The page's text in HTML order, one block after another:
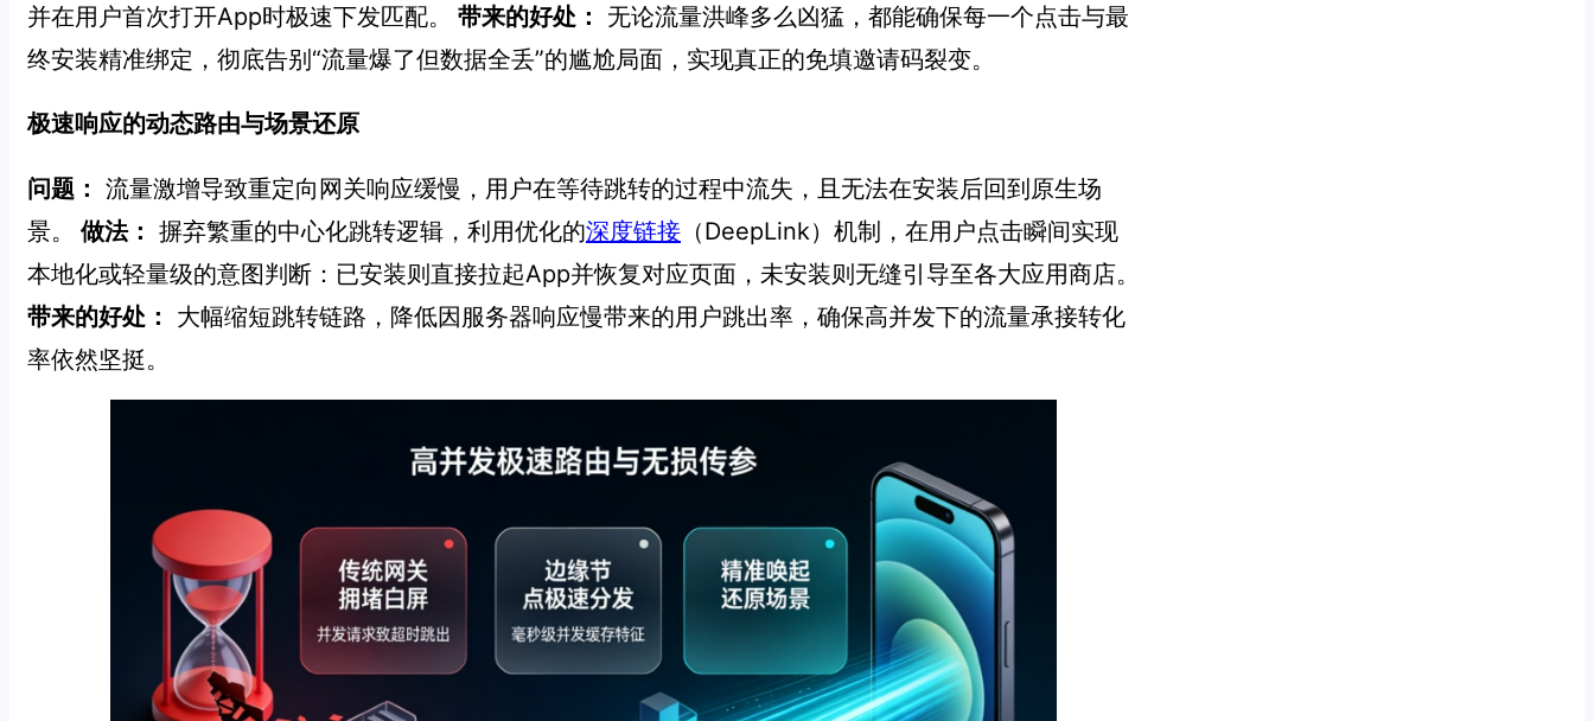
并在用户首次打开App时极速下发匹配。
带来的好处：
无论流量洪峰多么凶猛，都能确保每一个点击与最
终安装精准绑定，彻底告别“流量爆了但数据全丢”的尴尬局面，实现真正的免填邀请码裂变。
极速响应的动态路由与场景还原
问题： 流量激增导致重定向网关响应缓慢，用户在等待跳转的过程中流失，且无法在安装后回到原生场
景。
做法： 摒弃繁重的中心化跳转逻辑，利用优化的深度链接 （DeepLink）机制，在用户点击瞬间实现
本地化或轻量级的意图判断：已安装则直接拉起App并恢复对应页面，未安装则无缝引导至各大应用商店。
带来的好处：
大幅缩短跳转链路，降低因服务器响应慢带来的用户跳出率，确保高并发下的流量承接转化
率依然坚挺。